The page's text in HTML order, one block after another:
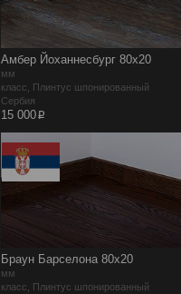
Амбер Йоханнесбург 80х20
мм
класс, Плинтус шпонированный
Сербия
15 000p
Браун Барселона 80х20
мм
класс, Плинтус шпонированный